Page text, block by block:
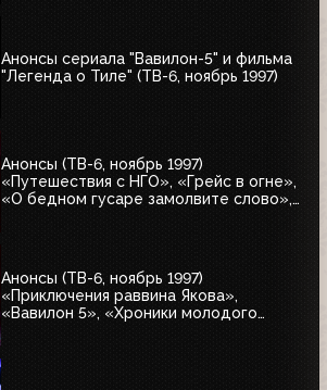
Анонсы сериала "Вавилон-5" и фильма
"Легенда о Тиле" (ТВ-6, ноябрь 1997)
Анонсы (ТВ-6, ноябрь 1997)
«Путешествия с НГО», «Грейс в огне»,
«О бедном гусаре замолвите слово»,
Анонсы (ТВ-6, ноябрь 1997)
«Приключения раввина Якова»,
«Вавилон 5», «Хроники молодого